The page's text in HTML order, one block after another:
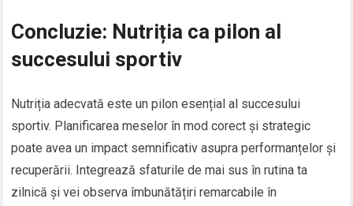
Concluzie: Nutriția ca pilon al
succesului sportiv
Nutriția adecvată este un pilon esențial al succesului
sportiv. Planificarea meselor în mod corect și strategic
poate avea un impact semnificativ asupra performanțelor și
recuperării. Integrează sfaturile de mai sus în rutina ta
zilnică și vei observa îmbunătățiri remarcabile în